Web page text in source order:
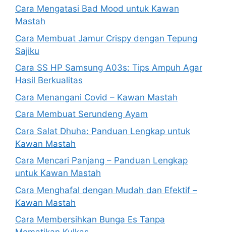
Cara Mengatasi Bad Mood untuk Kawan
Mastah
Cara Membuat Jamur Crispy dengan Tepung
Sajiku
Cara SS HP Samsung A03s: Tips Ampuh Agar
Hasil Berkualitas
Cara Menangani Covid – Kawan Mastah
Cara Membuat Serundeng Ayam
Cara Salat Dhuha: Panduan Lengkap untuk
Kawan Mastah
Cara Mencari Panjang – Panduan Lengkap
untuk Kawan Mastah
Cara Menghafal dengan Mudah dan Efektif –
Kawan Mastah
Cara Membersihkan Bunga Es Tanpa